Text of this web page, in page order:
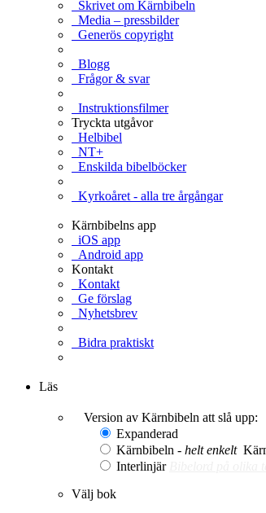
Skrivet om Kärnbibeln
Media – pressbilder
Generös copyright
Blogg
Frågor & svar
Instruktionsfilmer
Tryckta utgåvor
Helbibel
NT+
Enskilda bibelböcker
Kyrkoåret - alla tre årgångar
Kärnbibelns app
iOS app
Android app
Kontakt
Kontakt
Ge förslag
Nyhetsbrev
Bidra praktiskt
Läs
Version av Kärnbibeln att slå upp:
Expanderad
Kärnbibeln - helt enkelt
Interlinjär
Välj bok